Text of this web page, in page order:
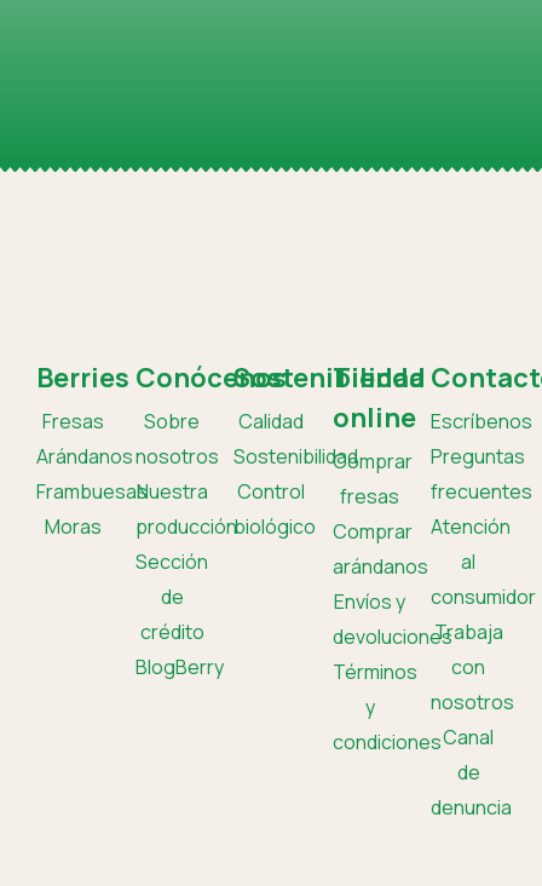
Berries
Fresas
Arándanos
Frambuesas
Moras
Conócenos
Sobre
nosotros
Nuestra
producción
Sección
de
crédito
BlogBerry
Sostenibilidad
Calidad
Sostenibilidad
Control
biológico
Tienda
online
Comprar
fresas
Comprar
arándanos
Envíos y
devoluciones
Términos
y
condiciones
Escríbenos
Preguntas
frecuentes
Atención
al
consumidor
Trabaja
con
nosotros
Canal
de
denuncia